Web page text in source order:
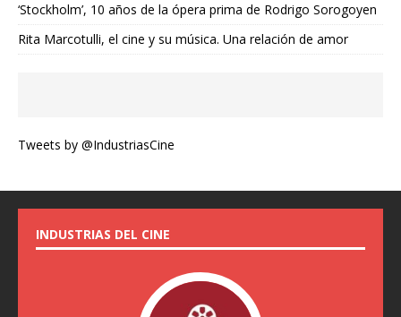
‘Stockholm’, 10 años de la ópera prima de Rodrigo Sorogoyen
Rita Marcotulli, el cine y su música. Una relación de amor
Tweets by @IndustriasCine
INDUSTRIAS DEL CINE